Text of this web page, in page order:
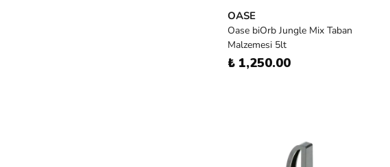
OASE
Oase biOrb Jungle Mix Taban
Malzemesi 5lt
₺ 1,250.00